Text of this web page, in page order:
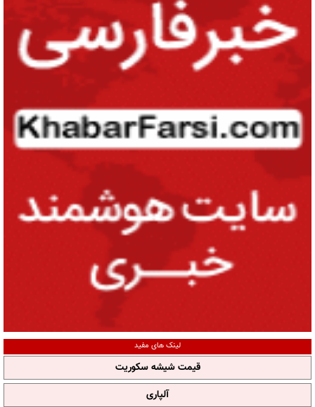
لینک های مفید
قیمت شیشه سکوریت
آلپاری